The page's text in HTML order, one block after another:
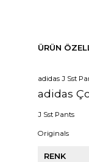
ÜRÜN
adidas J Sst
adidas
J Sst Pants
Originals
RENK